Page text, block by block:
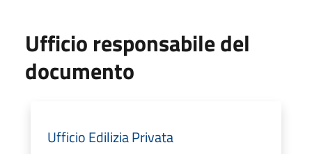
Ufficio responsabile del
documento
Ufficio Edilizia Privata